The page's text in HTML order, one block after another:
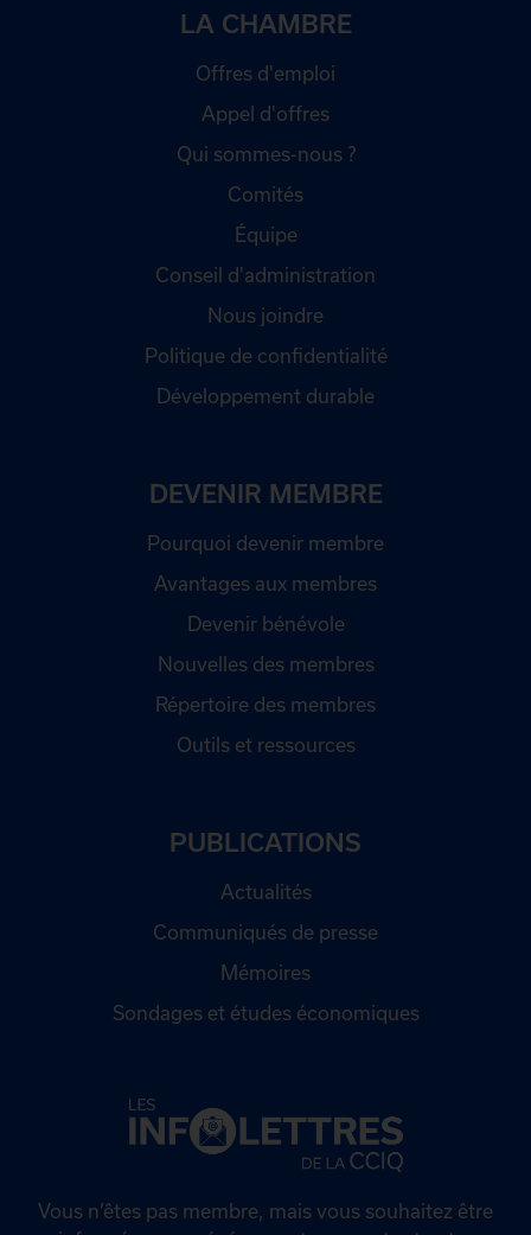
LA CHAMBRE
Offres d'emploi
Appel d'offres
Qui sommes-nous ?
Comités
Équipe
Conseil d'administration
Nous joindre
Politique de confidentialité
Développement durable
DEVENIR MEMBRE
Pourquoi devenir membre
Avantages aux membres
Devenir bénévole
Nouvelles des membres
Répertoire des membres
Outils et ressources
PUBLICATIONS
Actualités
Communiqués de presse
Mémoires
Sondages et études économiques
Vous n’êtes pas membre, mais vous souhaitez être